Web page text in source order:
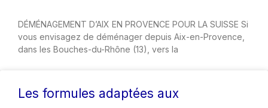
DÉMÉNAGEMENT D’AIX EN PROVENCE POUR LA SUISSE Si
vous envisagez de déménager depuis Aix-en-Provence,
dans les Bouches-du-Rhône (13), vers la
Les formules adaptées aux